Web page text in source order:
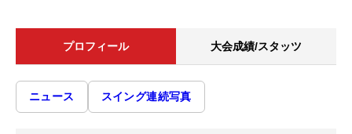
プロフィール 大会成績/スタッツ
ニュース スイング連続写真